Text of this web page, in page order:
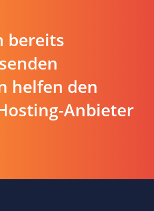
bereits
helfen den
Anbieter